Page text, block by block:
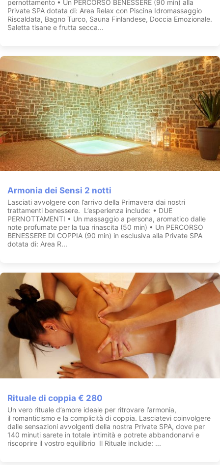
pernottamento • Un PERCORSO BENESSERE (90 min) alla
Private SPA dotata di: Area Relax con Piscina Idromassaggio
Riscaldata, Bagno Turco, Sauna Finlandese, Doccia Emozionale.
Saletta tisane e frutta secca...
Armonia dei Sensi 2 notti
Lasciati avvolgere con l’arrivo della Primavera dai nostri
trattamenti benessere. L’esperienza include: • DUE
PERNOTTAMENTI • Un massaggio a persona, aromatico dalle
note profumate per la tua rinascita (50 min) • Un PERCORSO
BENESSERE DI COPPIA (90 min) in esclusiva alla Private SPA
dotata di: Area R...
Rituale di coppia € 280
Un vero rituale d’amore ideale per ritrovare l’armonia,
il romanticismo e la complicità di coppia. Lasciatevi coinvolgere
dalle sensazioni avvolgenti della nostra Private SPA, dove per
140 minuti sarete in totale intimità e potrete abbandonarvi e
riscoprire il vostro equilibrio Il Rituale include: ...